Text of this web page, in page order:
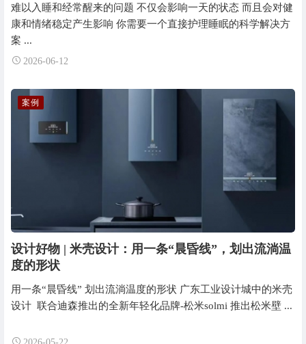
难以入睡和经常醒来的问题 不仅会影响一天的状态 而且会对健
康和情绪稳定产生影响 你需要一个直接护理睡眠的科学解决方
案 ...
2026-06-12
设计好物 | 米壳设计：用一条“晨昏线”，划出流淌温
度的形状
用一条“晨昏线” 划出流淌温度的形状 广东工业设计城中的米壳
设计 联合迪森推出的全新年轻化品牌-松米solmi 推出松米壁 ...
案例